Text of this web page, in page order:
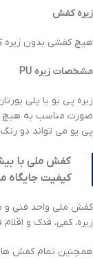
زیره کفش
هیچ کفشی بدون زیره
مشخصات زیره
زیره پی یو یا پلی
پی یو می تواند دو
کفش ملی با
کیفیت جایگاه
کفش ملی واحد فنی و
زیره، کفی، قدک و
همچنین تمام کفش